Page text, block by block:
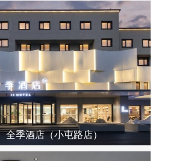
全季酒店（小屯路店）